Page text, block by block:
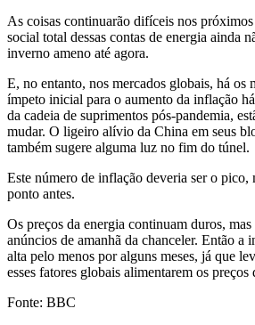
As coisas continuarão difíceis nos
social total dessas contas de energia ainda
inverno ameno até agora.
E, no entanto, nos mercados globais, há os
ímpeto inicial para o aumento da inflação
da cadeia de suprimentos pós-pandemia,
mudar. O ligeiro alívio da China em seus
também sugere alguma luz no fim do túnel.
Este número de inflação deveria ser o pico,
ponto antes.
Os preços da energia continuam duros,
anúncios de amanhã da chanceler. Então a
alta pelo menos por alguns meses, já que
esses fatores globais alimentarem os preços
Fonte: BBC